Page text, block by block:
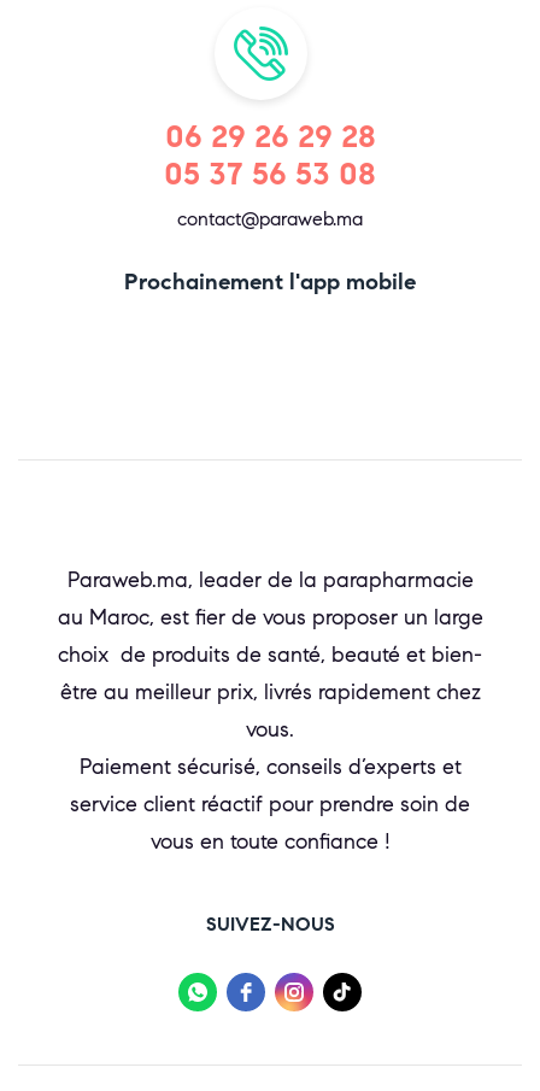
06 29 26 29 28
05 37 56 53 08
contact@paraweb.ma
Prochainement l'app mobile
Paraweb.ma, leader de la parapharmacie
au Maroc, est fier de vous proposer un large
choix de produits de santé, beauté et bien-
être au meilleur prix, livrés rapidement chez
vous.
Paiement sécurisé, conseils d’experts et
service client réactif pour prendre soin de
vous en toute confiance !
SUIVEZ-NOUS